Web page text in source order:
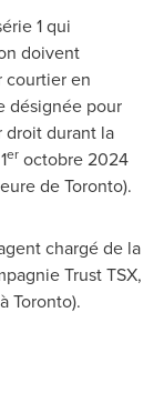
1 qui
doivent
courtier en
désignée pour
droit durant la
er octobre 2024
deToronto).
chargé de la
Trust TSX,
Toronto).